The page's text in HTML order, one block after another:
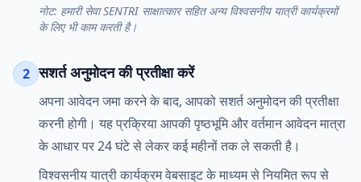
नोट: हमारी सेवा SENTRI साक्षात्कार सहित अन्य विश्वसनीय यात्री कार्यक्रमों
के लिए भी काम करती है।
2 सशर्त अनुमोदन की प्रतीक्षा करें
अपना आवेदन जमा करने के बाद, आपको सशर्त अनुमोदन की प्रतीक्षा
करनी होगी। यह प्रक्रिया आपकी पृष्ठभूमि और वर्तमान आवेदन मात्रा
के आधार पर 24 घंटे से लेकर कई महीनों तक ले सकती है।
विश्वसनीय यात्री कार्यक्रम वेबसाइट के माध्यम से नियमित रूप से